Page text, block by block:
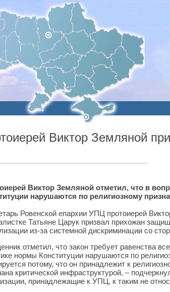
Виктор Земляной
Виктор Земляной отметил, что в
нарушаются по религиозному
Ровенской епархии УПЦ протоиерей
Татьяне Царук призвал прихожан
из-за системной дискриминации со
отметил, что закон требует равенства
нормы Конституции нарушаются по
потому, что он принадлежит к
критической инфраструктурой, –
принадлежащие к УПЦ, к таким не